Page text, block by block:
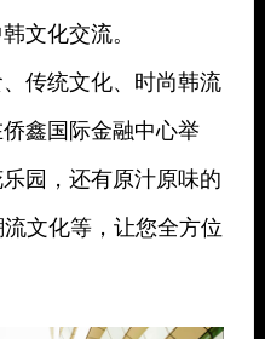
文化交流。
传统文化、时尚韩流
鑫国际金融中心举
园，还有原汁原味的
文化等，让您全方位